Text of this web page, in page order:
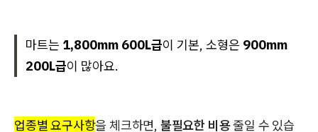
마트는 1,800mm 600L급이 기본, 소형은 900mm
200L급이 많아요.
업종별 요구사항을 체크하면, 불필요한 비용줄일 수 있습